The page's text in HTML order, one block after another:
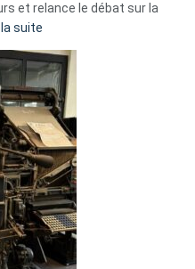
et relance le débat sur la
suite
Eurovision
2026
:
Pays-
Bas,
Espagne,
Irlande
et
Slovénie
rejettent
la